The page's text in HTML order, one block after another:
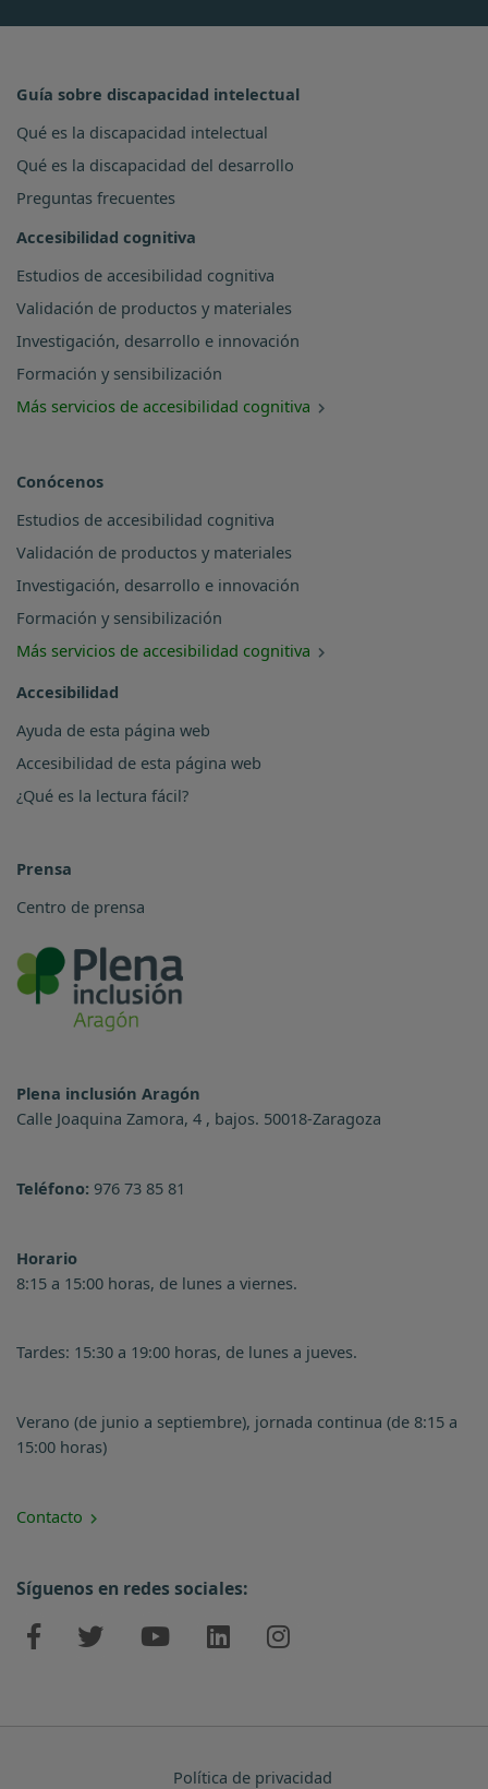
Guía sobre discapacidad intelectual
Qué es la discapacidad intelectual
Qué es la discapacidad del desarrollo
Preguntas frecuentes
Accesibilidad cognitiva
Estudios de accesibilidad cognitiva
Validación de productos y materiales
Investigación, desarrollo e innovación
Formación y sensibilización
Más servicios de accesibilidad cognitiva
Conócenos
Estudios de accesibilidad cognitiva
Validación de productos y materiales
Investigación, desarrollo e innovación
Formación y sensibilización
Más servicios de accesibilidad cognitiva
Accesibilidad
Ayuda de esta página web
Accesibilidad de esta página web
¿Qué es la lectura fácil?
Prensa
Centro de prensa
Plena inclusión Aragón
Calle Joaquina Zamora, 4 , bajos. 50018-Zaragoza
Teléfono: 976 73 85 81
Horario
8:15 a 15:00 horas, de lunes a viernes.
Tardes: 15:30 a 19:00 horas, de lunes a jueves.
Verano (de junio a septiembre), jornada continua (de 8:15 a
15:00 horas)
Contacto
Síguenos en redes sociales:
Política de privacidad